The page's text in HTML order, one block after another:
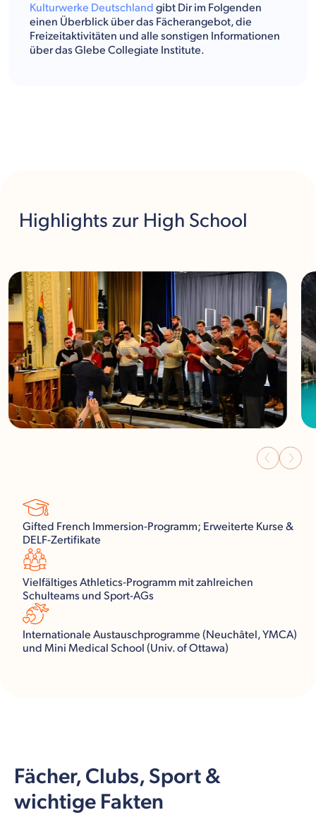
Kulturwerke Deutschland gibt Dir im Folgenden
einen Überblick über das Fächerangebot, die
Freizeitaktivitäten und alle sonstigen Informationen
über das Glebe Collegiate Institute.
Highlights zur High School
Gifted French Immersion-Programm; Erweiterte Kurse &
DELF-Zertifikate
Vielfältiges Athletics-Programm mit zahlreichen
Schulteams und Sport-AGs
Internationale Austauschprogramme (Neuchâtel, YMCA)
und Mini Medical School (Univ. of Ottawa)
Fächer, Clubs, Sport &
wichtige Fakten